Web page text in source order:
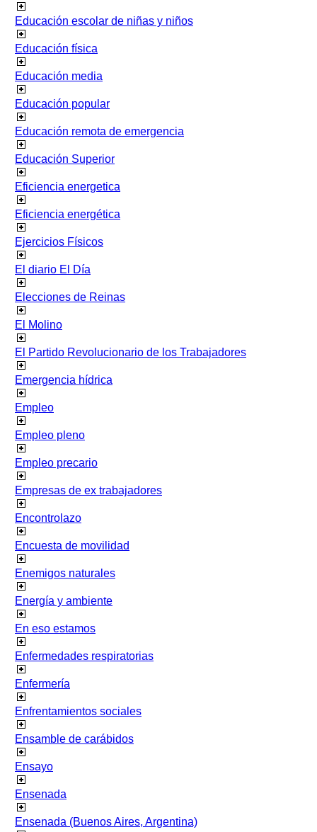
Educación escolar de niñas y niños
Educación física
Educación media
Educación popular
Educación remota de emergencia
Educación Superior
Eficiencia energetica
Eficiencia energética
Ejercicios Físicos
El diario El Día
Elecciones de Reinas
El Molino
El Partido Revolucionario de los Trabajadores
Emergencia hídrica
Empleo
Empleo pleno
Empleo precario
Empresas de ex trabajadores
Encontrolazo
Encuesta de movilidad
Enemigos naturales
Energía y ambiente
En eso estamos
Enfermedades respiratorias
Enfermería
Enfrentamientos sociales
Ensamble de carábidos
Ensayo
Ensenada
Ensenada (Buenos Aires, Argentina)